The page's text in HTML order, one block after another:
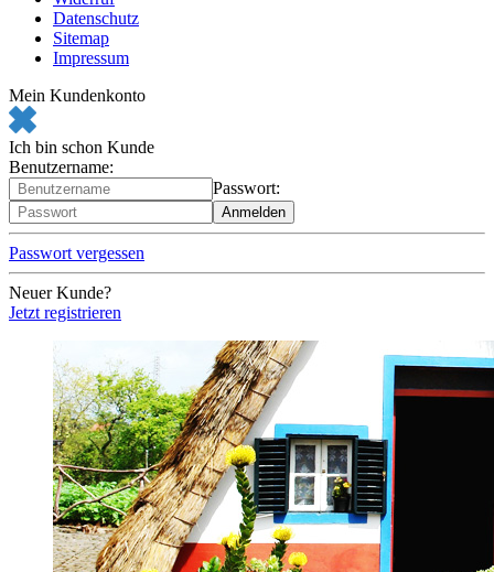
Datenschutz
Sitemap
Impressum
Mein Kundenkonto
Ich bin schon Kunde
Benutzername:
Passwort:
Passwort vergessen
Neuer Kunde?
Jetzt registrieren